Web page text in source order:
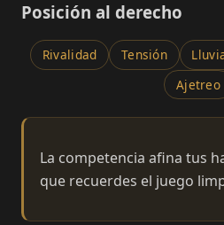
Posición al derecho
Rivalidad Tensión
Ajetreo
La competencia afina tus
que recuerdes el juego